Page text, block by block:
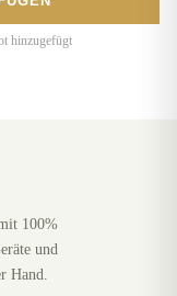
hinzugefügt
100%
und
Hand.